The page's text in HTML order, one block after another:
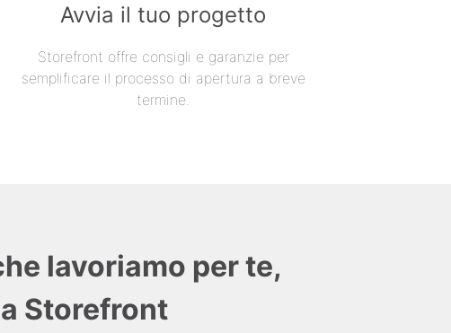
Avvia il tuo progetto
Storefront offre consigli e garanzie per
semplificare il processo di apertura a breve
termine.
lavoriamo per te,
Storefront